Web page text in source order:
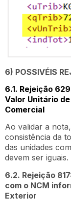
6) POSSIVÉIS
6.1. Rejeição
Valor Unitário
Comercial
Ao validar a
consistência da
das unidades
devem ser
6.2. Rejeição
com o NCM
Exterior